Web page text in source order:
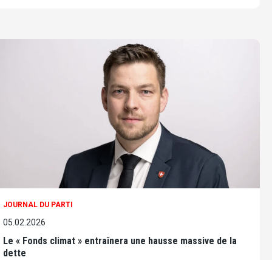
JOURNAL DU PARTI
05.02.2026
Le « Fonds climat » entraînera une hausse massive de la
dette